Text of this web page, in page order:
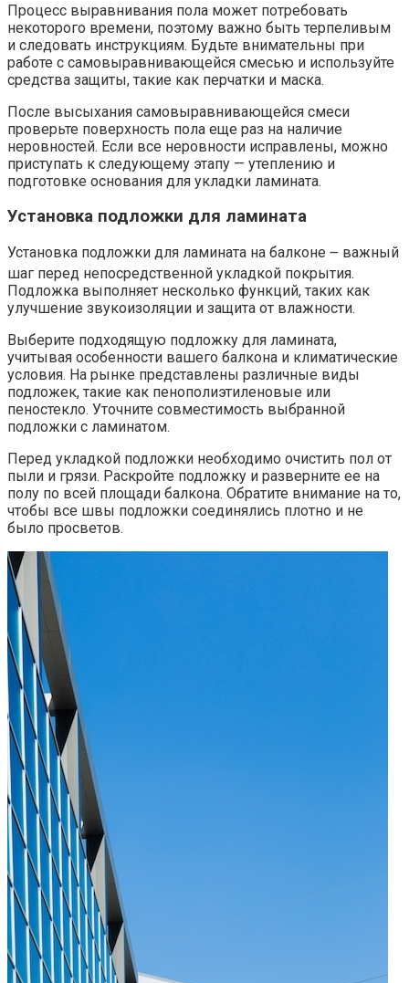
Процесс выравнивания пола может потребовать
некоторого времени, поэтому важно быть терпеливым
и следовать инструкциям.​ Будьте внимательны при
работе с самовыравнивающейся смесью и используйте
средства защиты, такие как перчатки и маска.
После высыхания самовыравнивающейся смеси
проверьте поверхность пола еще раз на наличие
неровностей.​ Если все неровности исправлены, можно
приступать к следующему этапу — утеплению и
подготовке основания для укладки ламината.​
Установка подложки для ламината
Установка подложки для ламината на балконе ౼ важный
шаг перед непосредственной укладкой покрытия.​
Подложка выполняет несколько функций, таких как
улучшение звукоизоляции и защита от влажности.​
Выберите подходящую подложку для ламината,
учитывая особенности вашего балкона и климатические
условия.​ На рынке представлены различные виды
подложек, такие как пенополиэтиленовые или
пеностекло. Уточните совместимость выбранной
подложки с ламинатом.​
Перед укладкой подложки необходимо очистить пол от
пыли и грязи. Раскройте подложку и разверните ее на
полу по всей площади балкона.​ Обратите внимание на то,
чтобы все швы подложки соединялись плотно и не
было просветов.​